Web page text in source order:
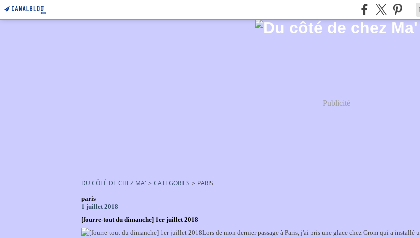
Publicité
DU CÔTÉ DE CHEZ MA' > CATEGORIES > PARIS
paris
1 juillet 2018
[fourre-tout du dimanche] 1er juillet 2018
Lors de mon dernier passage à Paris, j'ai pris une glace chez Grom qui a installé u